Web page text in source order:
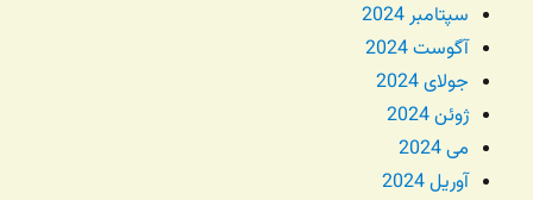
سپتامبر 2024
آگوست 2024
جولای 2024
ژوئن 2024
می 2024
آوریل 2024